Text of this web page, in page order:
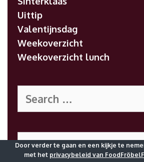
Uittip
Valentijnsdag
Weekoverzicht
Weekoverzicht lunch
for:
for:
Door verder te gaan en een kijkje te
met het privacybeleid van